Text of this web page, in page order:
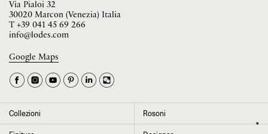
La tua occupazione è
Seleziona il paese ►
Via Pialoi 32
30020 Marcon (Venezia) Italia
T +39 041 45 69 266
info@lodes.com
Google Maps
Collezioni Rosoni